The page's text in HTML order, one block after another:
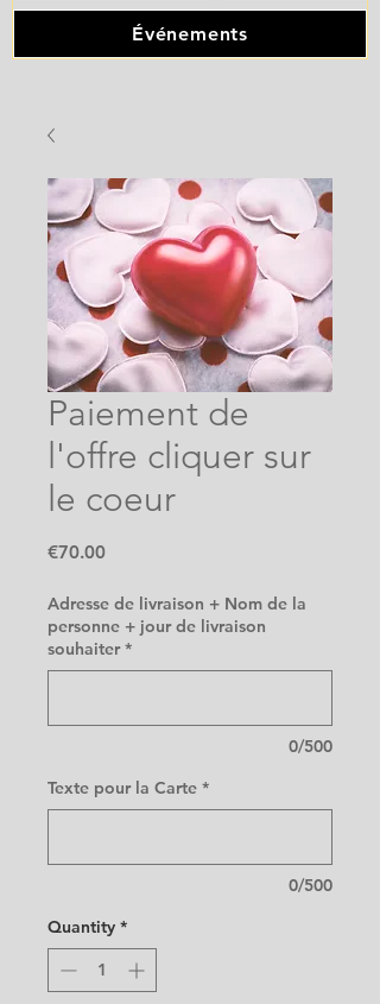
Événements
Paiement de
l'offre cliquer sur
le coeur
€70.00Price
Adresse de livraison + Nom de la
personne + jour de livraison
souhaiter *
0/500
Texte pour la Carte *
0/500
Quantity *